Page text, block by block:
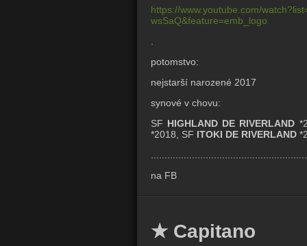
https://www.youtube.com/
wsSaQ&feature=emb_logo
potomstvo:
nejstarší narozené 2017
synové v chovu:
SF HIGHLAND DE RIVERLAND
*2018, SF ITOKI DE RIVERLAND
na FB
★ Capitano